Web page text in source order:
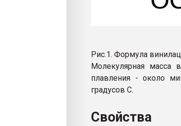
Рис.1. Формула
Молекулярная масса
плавления - около
градусов С.
Свойства